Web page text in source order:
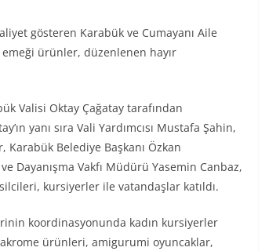
gösteren Karabük ve Cumayanı Aile
emeği ürünler, düzenlenen hayır
Valisi Oktay Çağatay tarafından
yanı sıra Vali Yardımcısı Mustafa Şahin,
Karabük Belediye Başkanı Özkan
Dayanışma Vakfı Müdürü Yasemin Canbaz,
kursiyerler ile vatandaşlar katıldı.
koordinasyonunda kadın kursiyerler
ürünleri, amigurumi oyuncaklar,